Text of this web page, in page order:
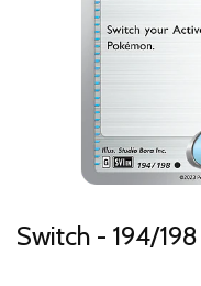
Switch - 194/198